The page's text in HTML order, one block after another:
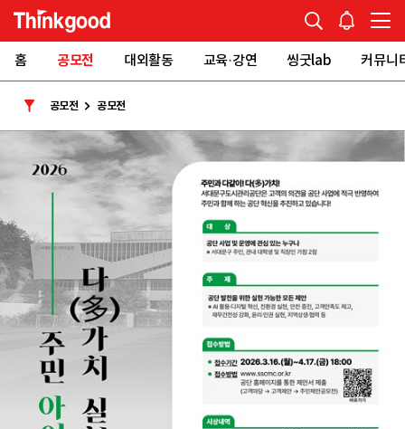
홈 공모전 대외활동 교육·강연 씽굿lab 커뮤니
공모전 공모전